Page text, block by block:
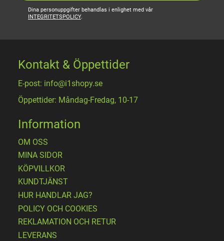
Dina personuppgifter behandlas i enlighet med vår
INTEGRITETSPOLICY.
Kontakt & Öppettider
E-post: info@i1shopy.se
Öppettider: Måndag-Fredag, 10-17
Information
OM OSS
MINA SIDOR
KÖPVILLKOR
KUNDTJÄNST
HUR HANDLAR JAG?
POLICY OCH COOKIES
REKLAMATION OCH RETUR
LEVERANS